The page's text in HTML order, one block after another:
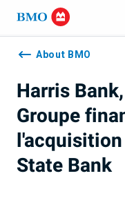
Sauter la navigation
Navigation
skippedAbout BMO
Harris
Groupe
State Bank